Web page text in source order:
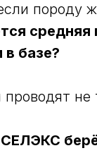
породу
базе?
проводят